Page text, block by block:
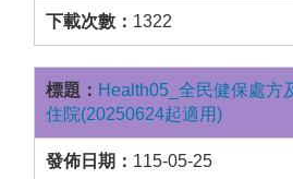
1322
Health05_全民健保處方
住院(20250624起適用)
115-05-25